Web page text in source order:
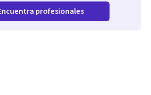
profesionales